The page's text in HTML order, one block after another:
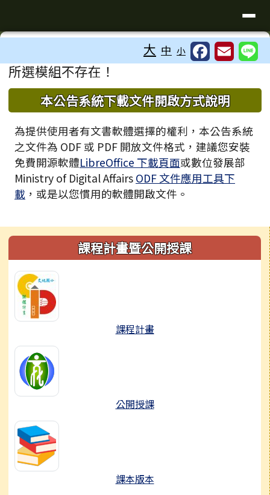
臺南市歸仁區文化國小全球資訊站
⏸
大 中 小
主內容區域
所選模組不存在！
下中區域內容
本公告系統下載文件開啟方式說明
為提供使用者有文書軟體選擇的權利，本公告系統
之文件為 ODF 或 PDF 開放文件格式，建議您安裝
免費開源軟體LibreOffice 下載頁面或數位發展部
Ministry of Digital Affairs ODF 文件應用工具下
載 ，或是以您慣用的軟體開啟文件。
左邊區域內容課程計畫暨公開授課
課程計畫
公開授課
課本版本
頁尾區域